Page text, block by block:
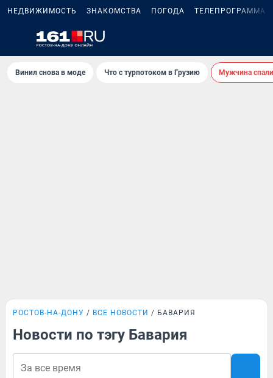
НЕДВИЖИМОСТЬ ЗНАКОМСТВА ПОГОДА ТЕЛЕПРОГРАММА
Винил снова в моде Что с турпотоком в Грузию Мужчина
РОСТОВ-НА-ДОНУ ВСЕ НОВОСТИ БАВАРИЯ
Новости по тэгу Бавария